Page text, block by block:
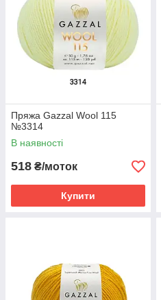
Пряжа Gazzal Wool 115
№3314
В наявності
518 ₴/моток
Купити